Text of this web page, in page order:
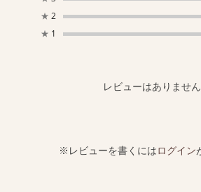
★ 2
★ 1
レビューはありません
※レビューを書くにはログイン